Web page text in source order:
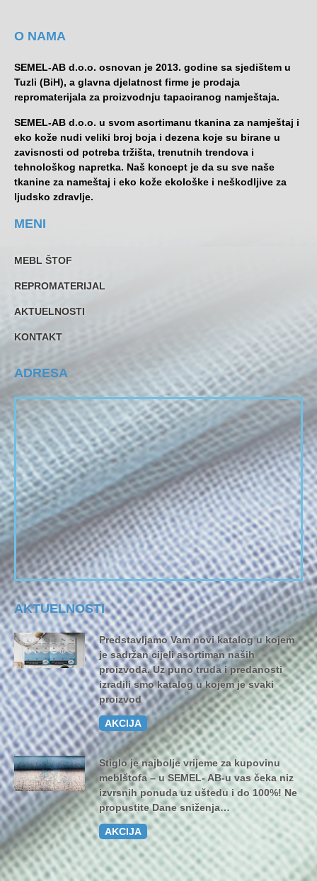
O NAMA
SEMEL-AB d.o.o. osnovan je 2013. godine sa sjedištem u
Tuzli (BiH), a glavna djelatnost firme je prodaja
repromaterijala za proizvodnju tapaciranog namještaja.
SEMEL-AB d.o.o. u svom asortimanu tkanina za namještaj i
eko kože nudi veliki broj boja i dezena koje su birane u
zavisnosti od potreba tržišta, trenutnih trendova i
tehnološkog napretka. Naš koncept je da su sve naše
tkanine za nameštaj i eko kože ekološke i neškodljive za
ljudsko zdravlje.
MENI
MEBL ŠTOF
REPROMATERIJAL
AKTUELNOSTI
KONTAKT
ADRESA
AKTUELNOSTI
Predstavljamo Vam novi katalog u kojem
je sadržan cijeli asortiman naših
proizvoda. Uz puno truda i predanosti
izradili smo katalog u kojem je svaki
proizvod
AKCIJA
Stiglo je najbolje vrijeme za kupovinu
meblštofa – u SEMEL- AB-u vas čeka niz
izvrsnih ponuda uz uštedu i do 100%! Ne
propustite Dane sniženja…
AKCIJA